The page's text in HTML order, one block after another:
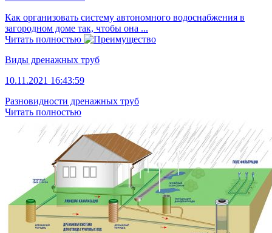
Как организовать систему автономного водоснабжения в
загородном доме так, чтобы она ...
Читать полностью
Виды дренажных труб
10.11.2021 16:43:59
Разновидности дренажных труб
Читать полностью